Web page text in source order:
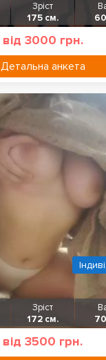
Зріст
175 см.
від 3000 грн.
Детальна анкета
Зріст
172 см.
від 3500 грн.